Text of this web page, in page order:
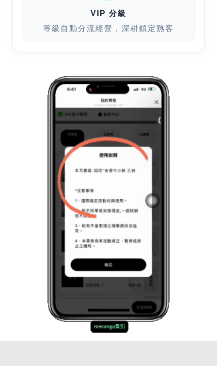
VIP 分級
等級自動分流經營，深耕鎖定熟客